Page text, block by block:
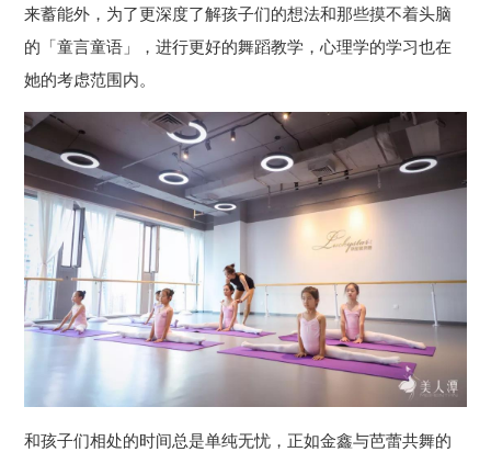
来蓄能外，为了更深度了解孩子们的想法和那些摸不着头脑
的「童言童语」，进行更好的舞蹈教学，心理学的学习也在
她的考虑范围内。
和孩子们相处的时间总是单纯无忧，正如金鑫与芭蕾共舞的